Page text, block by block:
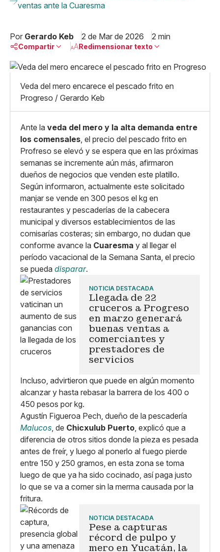
ventas ante la Cuaresma
Por Gerardo Keb 2 de Mar de 2026 2 min
Compartir
Facebook
X
Whatsapp
Copiar enlace
Redimensionar texto
Mediano
Grande
Veda del mero encarece el pescado frito en
Progreso / Gerardo Keb
Ante la veda del mero y la alta demanda entre
los comensales, el precio del pescado frito en
Profreso se elevó y se espera que en las próximas
semanas se incremente aún más, afirmaron
dueños de negocios que venden este platillo.
Según informaron, actualmente este solicitado
manjar se vende en 300 pesos el kg en
restaurantes y pescaderías de la cabecera
municipal y diversos establecimientos de las
comisarías costeras; sin embargo, no dudan que
conforme avance la Cuaresma y al llegar el
período vacacional de la Semana Santa, el precio
se pueda disparar.
NOTICIA DESTACADA
Llegada de 22
cruceros a Progreso
en marzo generará
buenas ventas a
comerciantes y
prestadores de
servicios
Incluso, advirtieron que puede en algún momento
alcanzar y hasta rebasar la barrera de los 400 o
450 pesos por kg.
Agustín Figueroa Pech, dueño de la pescadería
Malucos, de Chicxulub Puerto, explicó que a
diferencia de otros sitios donde la pieza es pesada
antes de freír, y luego al ponerlo al fuego pierde
entre 150 y 250 gramos, en esta zona se toma
luego de que ya ha sido cocinado, así paga justo
lo que se va a comer sin la merma causada por la
fritura.
NOTICIA DESTACADA
Pese a capturas
récord de pulpo y
mero en Yucatán, la